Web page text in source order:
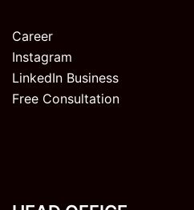
Career
Instagram
LinkedIn Business
Free Consultation